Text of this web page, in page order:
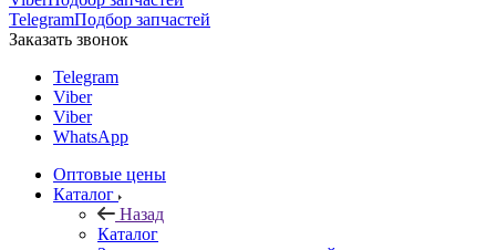
TelegramПодбор запчастей
Заказать звонок
Telegram
Viber
Viber
WhatsApp
Оптовые цены
Каталог
Назад
Каталог